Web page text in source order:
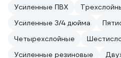
Усиленные ПВХ
Усиленные 3/4 дюйма
Четырехслойные
Усиленные резиновые